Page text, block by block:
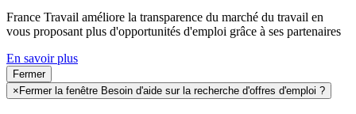
France Travail améliore la transparence du marché du travail en
vous proposant plus d'opportunités d'emploi grâce à ses partenaires
En savoir plus
Fermer
× Fermer la fenêtre Besoin d'aide sur la recherche d'offres d'emploi ?